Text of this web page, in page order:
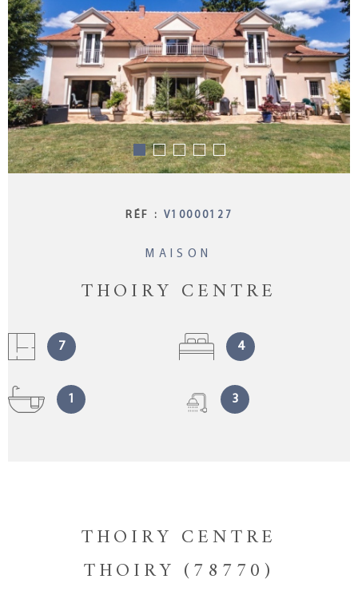
GESTION
NOTRE
CONTACT
RÉF : V10000127
MAISON
THOIRY CENTRE
7 4
1 3
THOIRY CENTRE
THOIRY (78770)